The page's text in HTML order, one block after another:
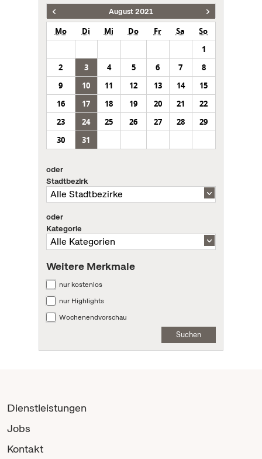
August 2021
Mo Di Mi Do Fr Sa
So
1
2
3 4 5 6 7
8
9
10 11 12 13 14
15
16
17 18 19 20 21
22
23
24 25 26 27 28
29
30
31
oder
Stadtbezirk
oder
Kategorie
Weitere Merkmale
nur kostenlos
nur Highlights
Wochenendvorschau
Suchen
Dienstleistungen
Jobs
Kontakt